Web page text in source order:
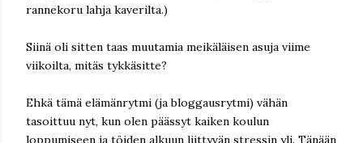
rannekoru lahja kaverilta.)
Siinä oli sitten taas muutamia meikäläisen asuja viime
viikoilta, mitäs tykkäsitte?
Ehkä tämä elämänrytmi (ja bloggausrytmi) vähän
tasoittuu nyt, kun olen päässyt kaiken koulun
loppumiseen ja töiden alkuun liittyvän stressin yli. Tänään